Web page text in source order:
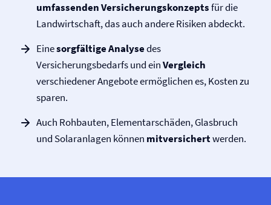
umfassenden Versicherungskonzeptsfür die
Landwirtschaft, das auch andere Risiken abdeckt.
Einesorgfältige Analysedes
Versicherungsbedarfs und einVergleich
verschiedener Angebote ermöglichen es, Kosten zu
sparen.
Auch Rohbauten, Elementarschäden, Glasbruch
und Solaranlagen können mitversichertwerden.